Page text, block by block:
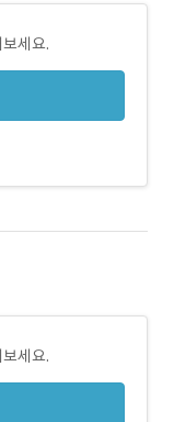
세요.
세요.